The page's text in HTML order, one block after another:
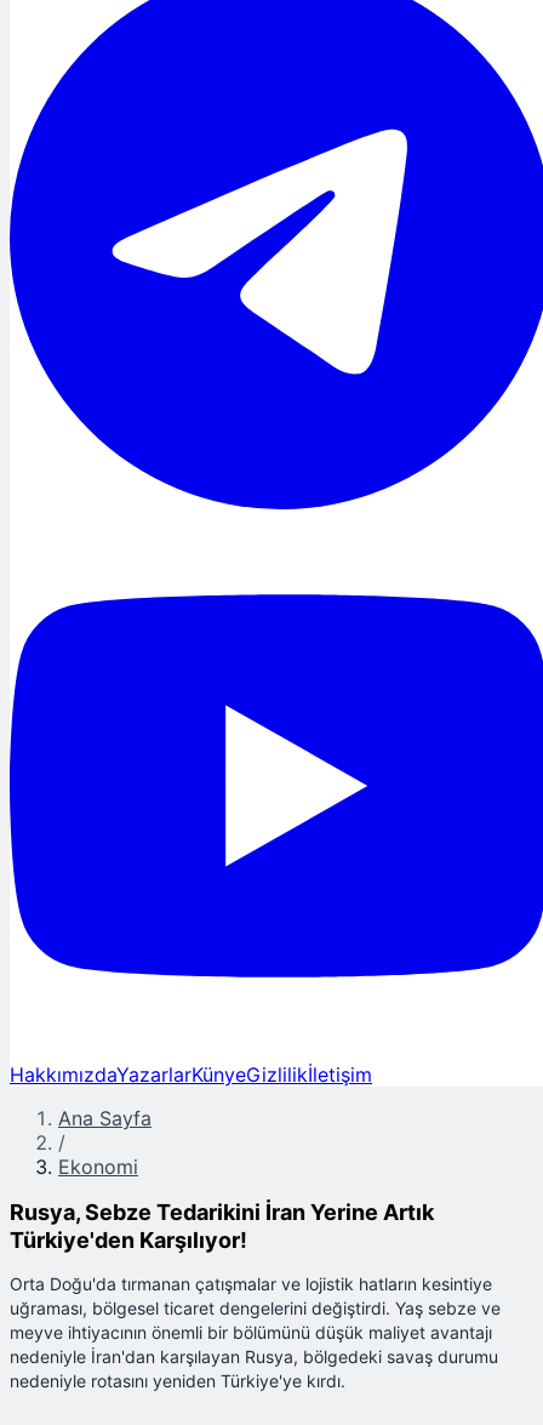
HakkımızdaYazarlarKünyeGizlilikİletişim
Ana Sayfa
/
Ekonomi
Rusya, Sebze Tedarikini İran Yerine Artık
Türkiye'den Karşılıyor!
Orta Doğu'da tırmanan çatışmalar ve lojistik hatların kesintiye
uğraması, bölgesel ticaret dengelerini değiştirdi. Yaş sebze ve
meyve ihtiyacının önemli bir bölümünü düşük maliyet avantajı
nedeniyle İran'dan karşılayan Rusya, bölgedeki savaş durumu
nedeniyle rotasını yeniden Türkiye'ye kırdı.